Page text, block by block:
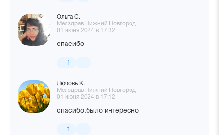
Ольга С.
Мелздрав Нижний Новгород
01 июня 2024 в 17:32
спасибо
1
Любовь К.
Мелздрав Нижний Новгород
01 июня 2024 в 17:12
спасибо,было интересно
1